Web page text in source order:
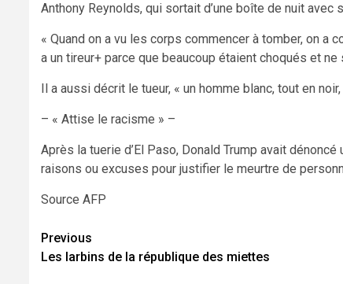
Anthony Reynolds, qui sortait d’une boîte de nuit
« Quand on a vu les corps commencer à tomber, on a
a un tireur+ parce que beaucoup étaient choqués et
Il a aussi décrit le tueur, « un homme blanc, tout en
– « Attise le racisme » –
Après la tuerie d’El Paso, Donald Trump avait
raisons ou excuses pour justifier le meurtre de
Source AFP
Continue
Reading
Previous
Les larbins de la république des miettes